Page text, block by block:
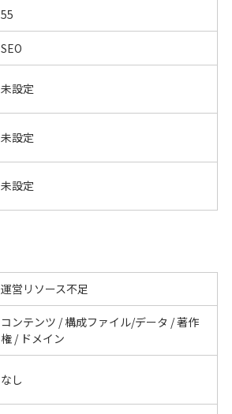
55
SEO
未設定
未設定
未設定
運営リソース不足
コンテンツ / 構成ファイル/データ / 著作
権 / ドメイン
なし